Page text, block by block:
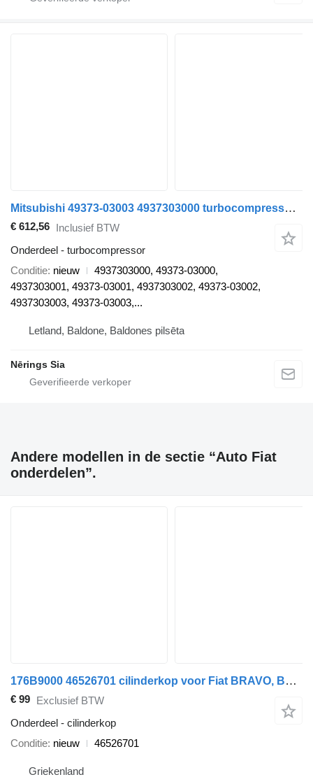
Mitsubishi 49373-03003 4937303000 turbocompressor voor Fiat PANDA auto
€ 612,56 Inclusief BTW
Onderdeel - turbocompressor
Conditie nieuw
4937303000, 49373-03000,
4937303001, 49373-03001, 4937303002, 49373-03002,
4937303003, 49373-03003,...
Letland, Baldone, Baldones pilsēta
Nērings Sia
Andere modellen in de sectie “Auto Fiat
onderdelen”.
176B9000 46526701 cilinderkop voor Fiat BRAVO, BRAVA, PUNTO, MAREA auto
€ 99 Exclusief BTW
Onderdeel - cilinderkop
Conditie nieuw 46526701
Griekenland